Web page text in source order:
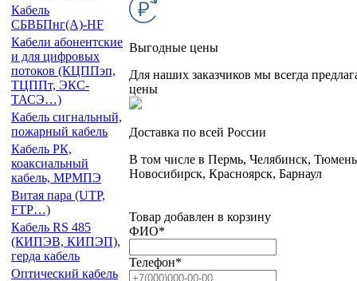
Кабель
СБВБПнг(А)-HF
Кабели абонентские
и для цифровых
потоков (КЦППэп,
ТЦППт, ЭКС-
ТАСЭ…)
Кабель сигнальный,
пожарный кабель
Кабель РК,
коаксиальный
кабель, МРМПЭ
Витая пара (UTP,
FTP…)
Кабель RS 485
(КИПЭВ, КИПЭП),
герда кабель
Оптический кабель
Выгодные цены
Для наших заказчиков мы всегда
цены
Доставка по всей России
В том числе в Пермь, Челябинск,
Новосибирск, Красноярск, Барнаул
Товар добавлен в корзину
ФИО*
Телефон*